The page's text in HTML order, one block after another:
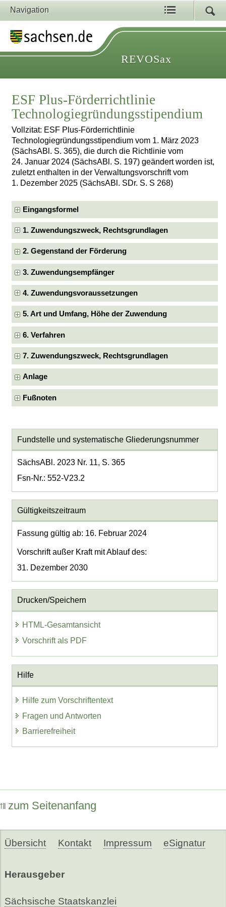
Navigation
REVOSax
ESF Plus-Förderrichtlinie
Technologiegründungsstipendium
Vollzitat: ESF Plus-Förderrichtlinie
Technologiegründungsstipendium vom 1. März 2023
(SächsABl. S. 365), die durch die Richtlinie vom
24. Januar 2024 (SächsABl. S. 197) geändert worden ist,
zuletzt enthalten in der Verwaltungsvorschrift vom
1. Dezember 2025 (SächsABl. SDr. S. S 268)
Eingangsformel
1. Zuwendungszweck, Rechtsgrundlagen
2. Gegenstand der Förderung
3. Zuwendungsempfänger
4. Zuwendungsvoraussetzungen
5. Art und Umfang, Höhe der Zuwendung
6. Verfahren
7. Zuwendungszweck, Rechtsgrundlagen
Anlage
Fußnoten
Fundstelle und systematische Gliederungsnummer
SächsABl. 2023 Nr. 11, S. 365
Fsn-Nr.: 552-V23.2
Gültigkeitszeitraum
Fassung gültig ab: 16. Februar 2024
Vorschrift außer Kraft mit Ablauf des:
31. Dezember 2030
Drucken/Speichern
HTML-Gesamtansicht
Vorschrift als PDF
Hilfe
Hilfe zum Vorschriftentext
Fragen und Antworten
Barrierefreiheit
zum Seitenanfang
Übersicht Kontakt Impressum eSignatur
Herausgeber
Sächsische Staatskanzlei